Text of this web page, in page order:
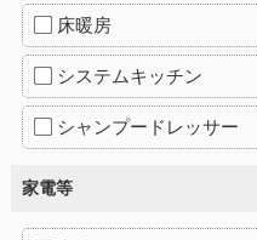
床暖房
システムキッチン
シャンプードレッサー
家電等